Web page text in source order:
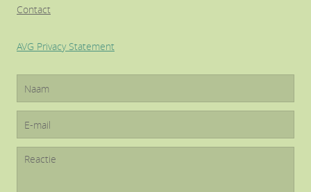
Contact
AVG Privacy Statement